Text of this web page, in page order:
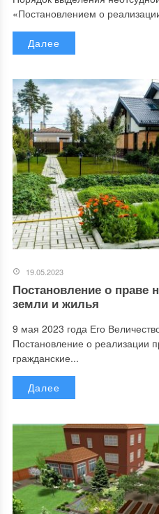
«Постановлением о
Далее
19.05.2023
Постановление о праве
земли и жилья
9 мая 2023 года Его
Постановление о реализации
гражданские...
Далее